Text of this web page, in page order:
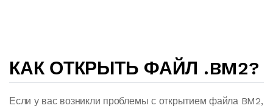
КАК ОТКРЫТЬ ФАЙЛ .BM2?
Если у вас возникли проблемы с открытием файла BM2,